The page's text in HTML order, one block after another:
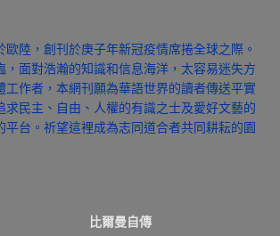
歐陸，創刊於庚子年新冠疫情席捲全球之際。
，面對浩瀚的知識和信息海洋，太容易迷失方
工作者，本網刊願為華語世界的讀者傳送平實
求民主、自由、人權的有識之士及愛好文藝的
平台。祈望這裡成為志同道合者共同耕耘的園
比爾曼自傳